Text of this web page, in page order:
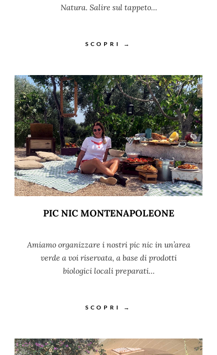
Natura. Salire sul tappeto…
SCOPRI →
PIC NIC MONTENAPOLEONE
Amiamo organizzare i nostri pic nic in un’area
verde a voi riservata, a base di prodotti
biologici locali preparati…
SCOPRI →